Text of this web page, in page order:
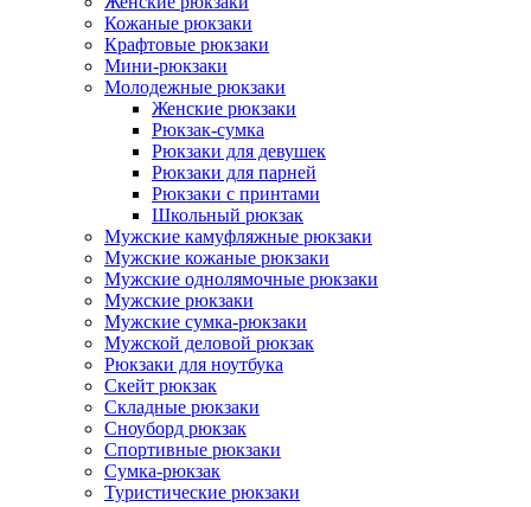
Кожаные рюкзаки
Крафтовые рюкзаки
Мини-рюкзаки
Молодежные рюкзаки
Женские рюкзаки
Рюкзак-сумка
Рюкзаки для девушек
Рюкзаки для парней
Рюкзаки с принтами
Школьный рюкзак
Мужские камуфляжные рюкзаки
Мужские кожаные рюкзаки
Мужские однолямочные рюкзаки
Мужские рюкзаки
Мужские сумка-рюкзаки
Мужской деловой рюкзак
Рюкзаки для ноутбука
Скейт рюкзак
Складные рюкзаки
Сноуборд рюкзак
Спортивные рюкзаки
Сумка-рюкзак
Туристические рюкзаки